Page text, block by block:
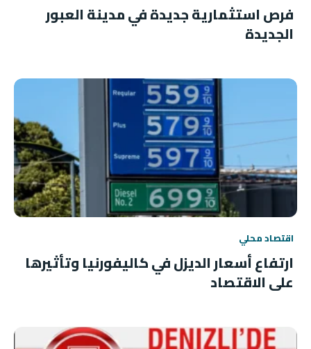
فرص استثمارية جديدة في مدينة العبور
الجديدة
اقتصاد محلي
ارتفاع أسعار الديزل في كاليفورنيا وتأثيرها
على الاقتصاد